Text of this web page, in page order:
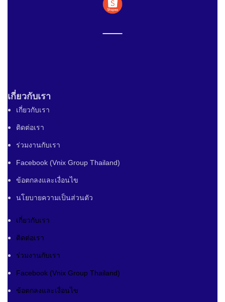
เกี่ยวกับเรา
เกี่ยวกับเรา
ติดต่อเรา
ร่วมงานกับเรา
Facebook (Vnix Group Thailand)
ข้อตกลงและเงื่อนไข
นโยบายความเป็นส่วนตัว
เกี่ยวกับเรา
ติดต่อเรา
ร่วมงานกับเรา
Facebook (Vnix Group Thailand)
ข้อตกลงและเงื่อนไข